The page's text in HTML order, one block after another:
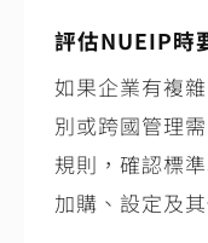
評估NUEIP時
如果企業有複
別或跨國管理
規則，確認標
加購、設定及